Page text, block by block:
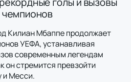
Килиан Мбаппе продолжает
УЕФА, устанавливая
современным легендам
он стремится превзойти
и Месси.